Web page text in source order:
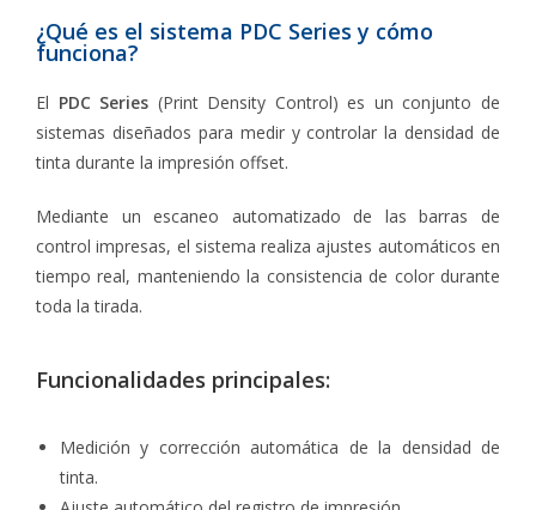
¿Qué es el sistema PDC Series y cómo
funciona?
El PDC Series (Print Density Control) es un conjunto de
sistemas diseñados para medir y controlar la densidad de
tinta durante la impresión offset.
Mediante un escaneo automatizado de las barras de
control impresas, el sistema realiza ajustes automáticos en
tiempo real, manteniendo la consistencia de color durante
toda la tirada.
Funcionalidades principales:
Medición y corrección automática de la densidad de
tinta.